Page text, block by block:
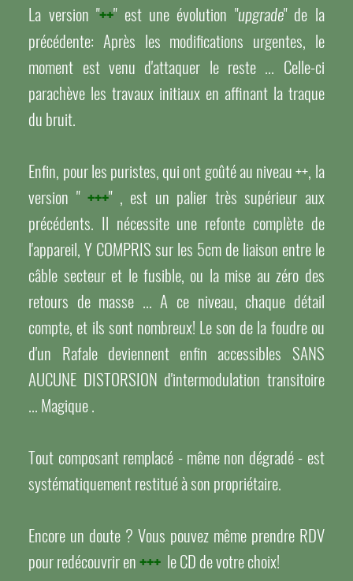
La version "++" est une évolution "upgrade" de la
précédente: Après les modifications urgentes, le
moment est venu d'attaquer le reste ... Celle-ci
parachève les travaux initiaux en affinant la traque
du bruit.
Enfin, pour les puristes, qui ont goûté au niveau ++, la
version " +++" , est un palier très supérieur aux
précédents. Il nécessite une refonte complète de
l'appareil, Y COMPRIS sur les 5cm de liaison entre le
câble secteur et le fusible, ou la mise au zéro des
retours de masse ... A ce niveau, chaque détail
compte, et ils sont nombreux! Le son de la foudre ou
d'un Rafale deviennent enfin accessibles SANS
AUCUNE DISTORSION d'intermodulation transitoire
... Magique .
Tout composant remplacé - même non dégradé - est
systématiquement restitué à son propriétaire.
Encore un doute ? Vous pouvez même prendre RDV
pour redécouvrir en+++ le CD de votre choix!